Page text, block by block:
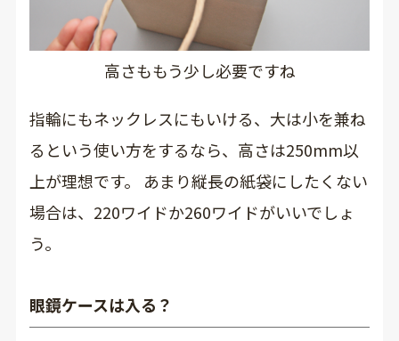
高さももう少し必要ですね
指輪にもネックレスにもいける、大は小を兼ね
るという使い方をするなら、高さは250mm以
上が理想です。 あまり縦長の紙袋にしたくない
場合は、220ワイドか260ワイドがいいでしょ
う。
眼鏡ケースは入る？